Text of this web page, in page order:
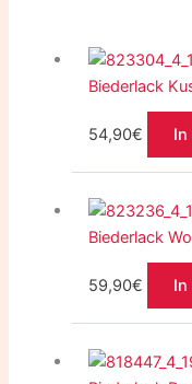
Biederlack
54,90€ In
Biederlack
59,90€ In